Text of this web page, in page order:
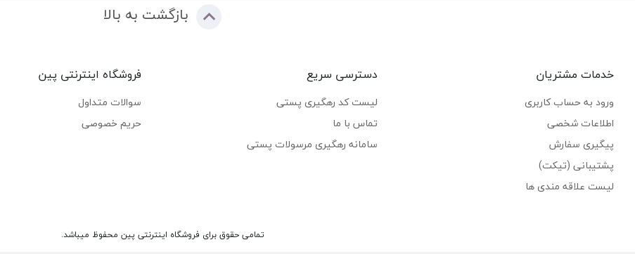
بازگشت به بالا
خدمات مشتریان
ورود به حساب کاربری
اطلاعات شخصی
پیگیری سفارش
پشتیبانی (تیکت)
لیست علاقه مندی ها
دسترسی سریع
لیست کد رهگیری پستی
تماس با ما
سامانه رهگیری مرسولات پستی
فروشگاه اینترنتی پین
سوالات متداول
حریم خصوصی
تمامی حقوق برای فروشگاه اینترنتی پین محفوظ میباشد.